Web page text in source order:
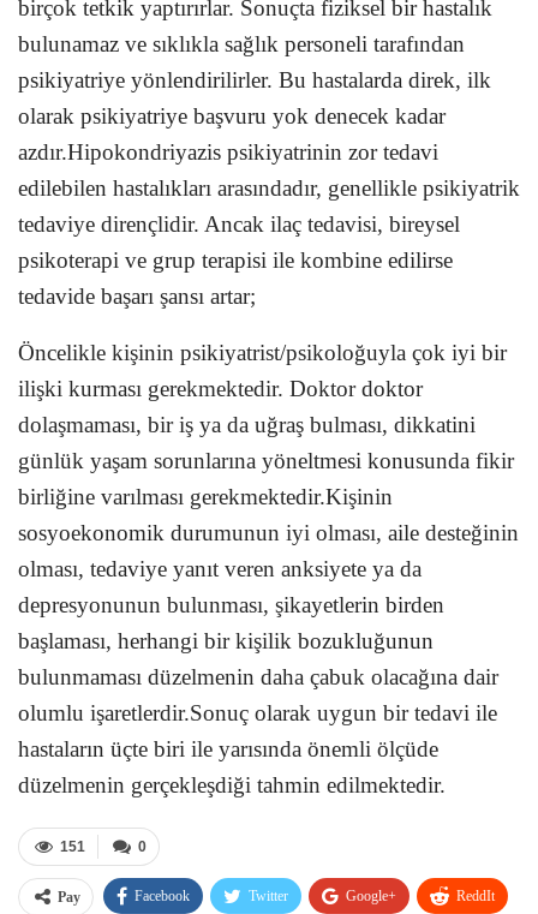
birçok tetkik yaptırırlar. Sonuçta fiziksel bir hastalık
bulunamaz ve sıklıkla sağlık personeli tarafından
psikiyatriye yönlendirilirler. Bu hastalarda direk, ilk
olarak psikiyatriye başvuru yok denecek kadar
azdır.Hipokondriyazis psikiyatrinin zor tedavi
edilebilen hastalıkları arasındadır, genellikle psikiyatrik
tedaviye dirençlidir. Ancak ilaç tedavisi, bireysel
psikoterapi ve grup terapisi ile kombine edilirse
tedavide başarı şansı artar;
Öncelikle kişinin psikiyatrist/psikoloğuyla çok iyi bir
ilişki kurması gerekmektedir. Doktor doktor
dolaşmaması, bir iş ya da uğraş bulması, dikkatini
günlük yaşam sorunlarına yöneltmesi konusunda fikir
birliğine varılması gerekmektedir.Kişinin
sosyoekonomik durumunun iyi olması, aile desteğinin
olması, tedaviye yanıt veren anksiyete ya da
depresyonunun bulunması, şikayetlerin birden
başlaması, herhangi bir kişilik bozukluğunun
bulunmaması düzelmenin daha çabuk olacağına dair
olumlu işaretlerdir.Sonuç olarak uygun bir tedavi ile
hastaların üçte biri ile yarısında önemli ölçüde
düzelmenin gerçekleşdiği tahmin edilmektedir.
0
151
Pay Facebook Twitter Google+ ReddIt